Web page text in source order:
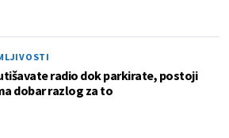
radio dok parkirate, postoji
dobar razlog za to